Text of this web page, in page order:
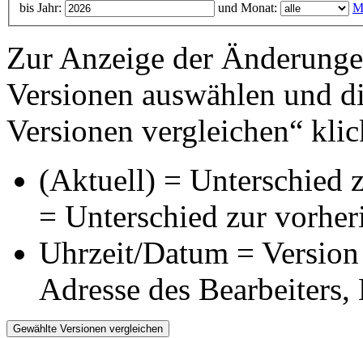
bis Jahr:
und Monat:
Zur Anzeige der
Versionen auswählen und
Versionen vergleichen“
(Aktuell) = Unterschied
= Unterschied zur
Uhrzeit/Datum =
Adresse des